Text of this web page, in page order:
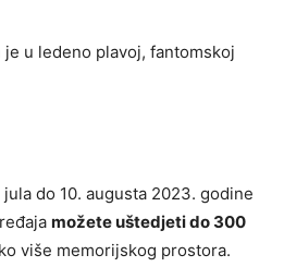
je u ledeno plavoj, fantomskoj
do 10. augusta 2023. godine
možete uštedjeti do 300
više memorijskog prostora.